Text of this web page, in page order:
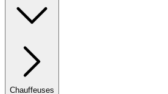
Chauffeuses